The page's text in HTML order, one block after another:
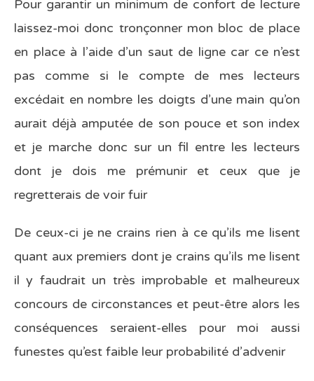
Pour garantir un minimum de confort de lecture
laissez-moi donc tronçonner mon bloc de place
en place à l’aide d’un saut de ligne car ce n’est
pas comme si le compte de mes lecteurs
excédait en nombre les doigts d’une main qu’on
aurait déjà amputée de son pouce et son index
et je marche donc sur un fil entre les lecteurs
dont je dois me prémunir et ceux que je
regretterais de voir fuir
De ceux-ci je ne crains rien à ce qu’ils me lisent
quant aux premiers dont je crains qu’ils me lisent
il y faudrait un très improbable et malheureux
concours de circonstances et peut-être alors les
conséquences seraient-elles pour moi aussi
funestes qu’est faible leur probabilité d’advenir